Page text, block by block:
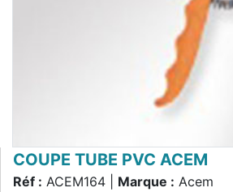
COUPE TUBE PVC ACEM
Réf : ACEM164 | Marque : Acem